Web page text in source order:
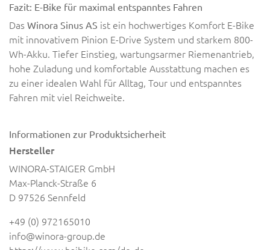
Fazit: E-Bike für maximal entspanntes Fahren
Das Winora Sinus AS ist ein hochwertiges Komfort E-Bike
mit innovativem Pinion E-Drive System und starkem 800-
Wh-Akku. Tiefer Einstieg, wartungsarmer Riemenantrieb,
hohe Zuladung und komfortable Ausstattung machen es
zu einer idealen Wahl für Alltag, Tour und entspanntes
Fahren mit viel Reichweite.
Informationen zur Produktsicherheit
Hersteller
WINORA-STAIGER GmbH
Max-Planck-Straße 6
D 97526 Sennfeld
+49 (0) 972165010
info@winora-group.de